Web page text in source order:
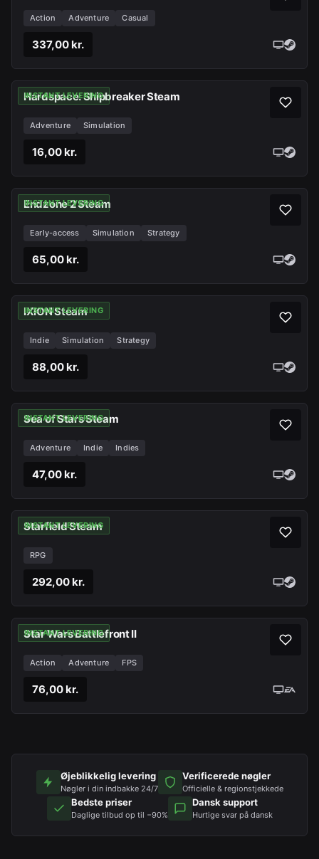
Action Adventure Casual
337,00 kr.
INSTANT LEVERING
Hardspace: Shipbreaker Steam
Adventure Simulation
16,00 kr.
INSTANT LEVERING
Endzone 2 Steam
Early-access Simulation Strategy
65,00 kr.
INSTANT LEVERING
IXION Steam
Indie Simulation Strategy
88,00 kr.
INSTANT LEVERING
Sea of Stars Steam
Adventure Indie Indies
47,00 kr.
INSTANT LEVERING
Starfield Steam
RPG
292,00 kr.
INSTANT LEVERING
Star Wars Battlefront II
Action Adventure FPS
76,00 kr.
Øjeblikkelig levering
Nøgler i din indbakke 24/7
Verificerede nøgler
Officielle & regionstjekkede
Bedste priser
Daglige tilbud op til −90%
Dansk support
Hurtige svar på dansk